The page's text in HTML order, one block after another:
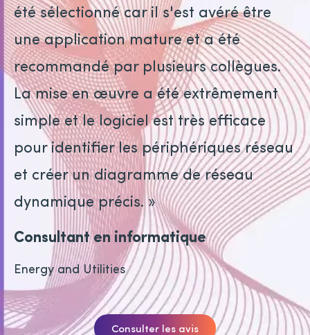
été sélectionné car il s'est avéré être
une application mature et a été
recommandé par plusieurs collègues.
La mise en œuvre a été extrêmement
simple et le logiciel est très efficace
pour identifier les périphériques réseau
et créer un diagramme de réseau
dynamique précis. »
Consultant en informatique
Energy and Utilities
Consulter les avis